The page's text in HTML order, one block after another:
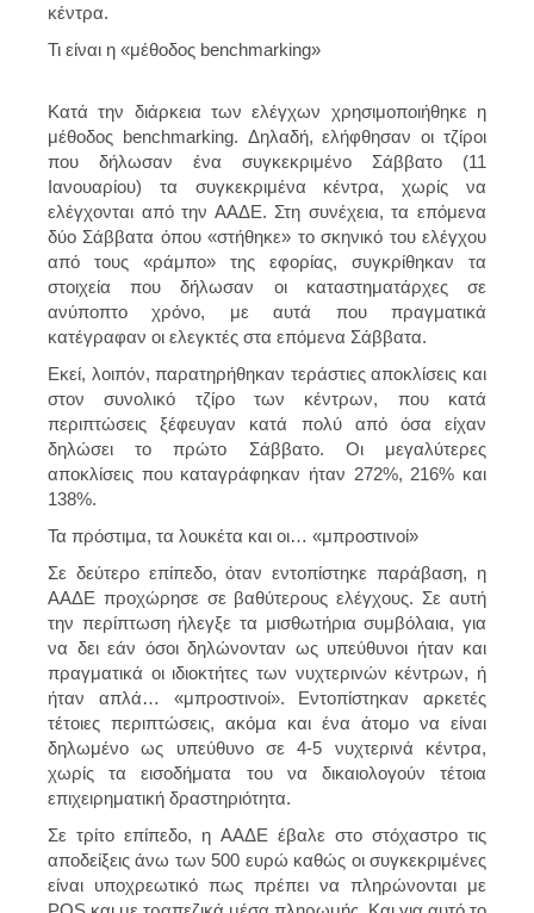
κέντρα.
Τι είναι η «μέθοδος benchmarking»
Κατά την διάρκεια των ελέγχων χρησιμοποιήθηκε η
μέθοδος benchmarking. Δηλαδή, ελήφθησαν οι τζίροι
που δήλωσαν ένα συγκεκριμένο Σάββατο (11
Ιανουαρίου) τα συγκεκριμένα κέντρα, χωρίς να
ελέγχονται από την ΑΑΔΕ. Στη συνέχεια, τα επόμενα
δύο Σάββατα όπου «στήθηκε» το σκηνικό του ελέγχου
από τους «ράμπο» της εφορίας, συγκρίθηκαν τα
στοιχεία που δήλωσαν οι καταστηματάρχες σε
ανύποπτο χρόνο, με αυτά που πραγματικά
κατέγραφαν οι ελεγκτές στα επόμενα Σάββατα.
Εκεί, λοιπόν, παρατηρήθηκαν τεράστιες αποκλίσεις και
στον συνολικό τζίρο των κέντρων, που κατά
περιπτώσεις ξέφευγαν κατά πολύ από όσα είχαν
δηλώσει το πρώτο Σάββατο. Οι μεγαλύτερες
αποκλίσεις που καταγράφηκαν ήταν 272%, 216% και
138%.
Τα πρόστιμα, τα λουκέτα και οι… «μπροστινοί»
Σε δεύτερο επίπεδο, όταν εντοπίστηκε παράβαση, η
ΑΑΔΕ προχώρησε σε βαθύτερους ελέγχους. Σε αυτή
την περίπτωση ήλεγξε τα μισθωτήρια συμβόλαια, για
να δει εάν όσοι δηλώνονταν ως υπεύθυνοι ήταν και
πραγματικά οι ιδιοκτήτες των νυχτερινών κέντρων, ή
ήταν απλά… «μπροστινοί». Εντοπίστηκαν αρκετές
τέτοιες περιπτώσεις, ακόμα και ένα άτομο να είναι
δηλωμένο ως υπεύθυνο σε 4-5 νυχτερινά κέντρα,
χωρίς τα εισοδήματα του να δικαιολογούν τέτοια
επιχειρηματική δραστηριότητα.
Σε τρίτο επίπεδο, η ΑΑΔΕ έβαλε στο στόχαστρο τις
αποδείξεις άνω των 500 ευρώ καθώς οι συγκεκριμένες
είναι υποχρεωτικό πως πρέπει να πληρώνονται με